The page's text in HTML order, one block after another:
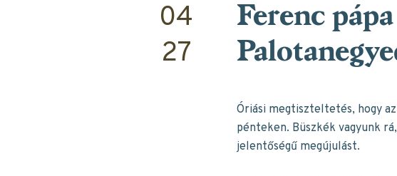
04
27
Ferenc
Óriási megtiszteltetés, hogy
pénteken. Büszkék vagyunk
jelentőségű megújulást.